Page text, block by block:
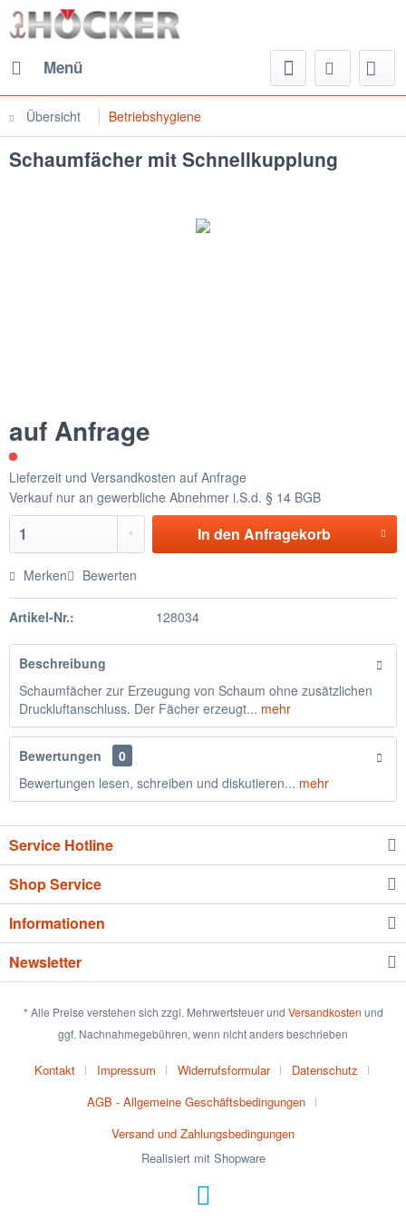
Menü
Übersicht Betriebshygiene
Schaumfächer mit Schnellkupplung
auf Anfrage
Lieferzeit und Versandkosten auf Anfrage
Verkauf nur an gewerbliche Abnehmer i.S.d. § 14 BGB
In den Anfragekorb
Merken Bewerten
Artikel-Nr.: 128034
Beschreibung
Schaumfächer zur Erzeugung von Schaum ohne zusätzlichen
Druckluftanschluss. Der Fächer erzeugt... mehr
Bewertungen
0
Bewertungen lesen, schreiben und diskutieren... mehr
Service Hotline
Shop Service
Informationen
Newsletter
* Alle Preise verstehen sich zzgl. Mehrwertsteuer und Versandkosten und
ggf. Nachnahmegebühren, wenn nicht anders beschrieben
Kontakt Impressum Widerrufsformular
Datenschutz
AGB - Allgemeine Geschäftsbedingungen
Versand und Zahlungsbedingungen
Realisiert mit Shopware